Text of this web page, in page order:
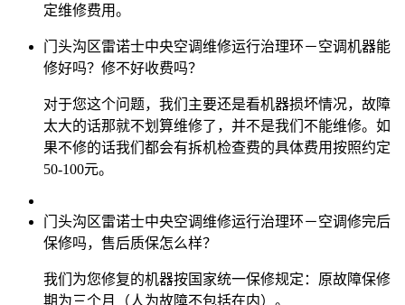
定维修费用。
门头沟区雷诺士中央空调维修运行治理环－空调机器能
修好吗？修不好收费吗？
对于您这个问题，我们主要还是看机器损坏情况，故障
太大的话那就不划算维修了，并不是我们不能维修。如
果不修的话我们都会有拆机检查费的具体费用按照约定
50-100元。
门头沟区雷诺士中央空调维修运行治理环－空调修完后
保修吗，售后质保怎么样？
我们为您修复的机器按国家统一保修规定：原故障保修
期为三个月（人为故障不包括在内）。